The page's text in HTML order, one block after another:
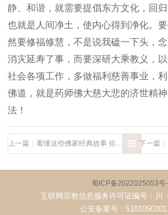
静、和谐，就需要提倡东方文化，回
也就是人间净土，使内心得到净化。要
然要修福修慧，不是说我磕一下头，
消灾延寿了事，而要深研大乘教义，
社会各项工作，多做福利慈善事业，
佛道，就是药师佛大慈大悲的济世精
法！
上一篇：看懂这些佛家经典故事 你会赫然开悟
蜀ICP备2022025053号
互联网宗教信息服务许可证编号：川
公安备案号：